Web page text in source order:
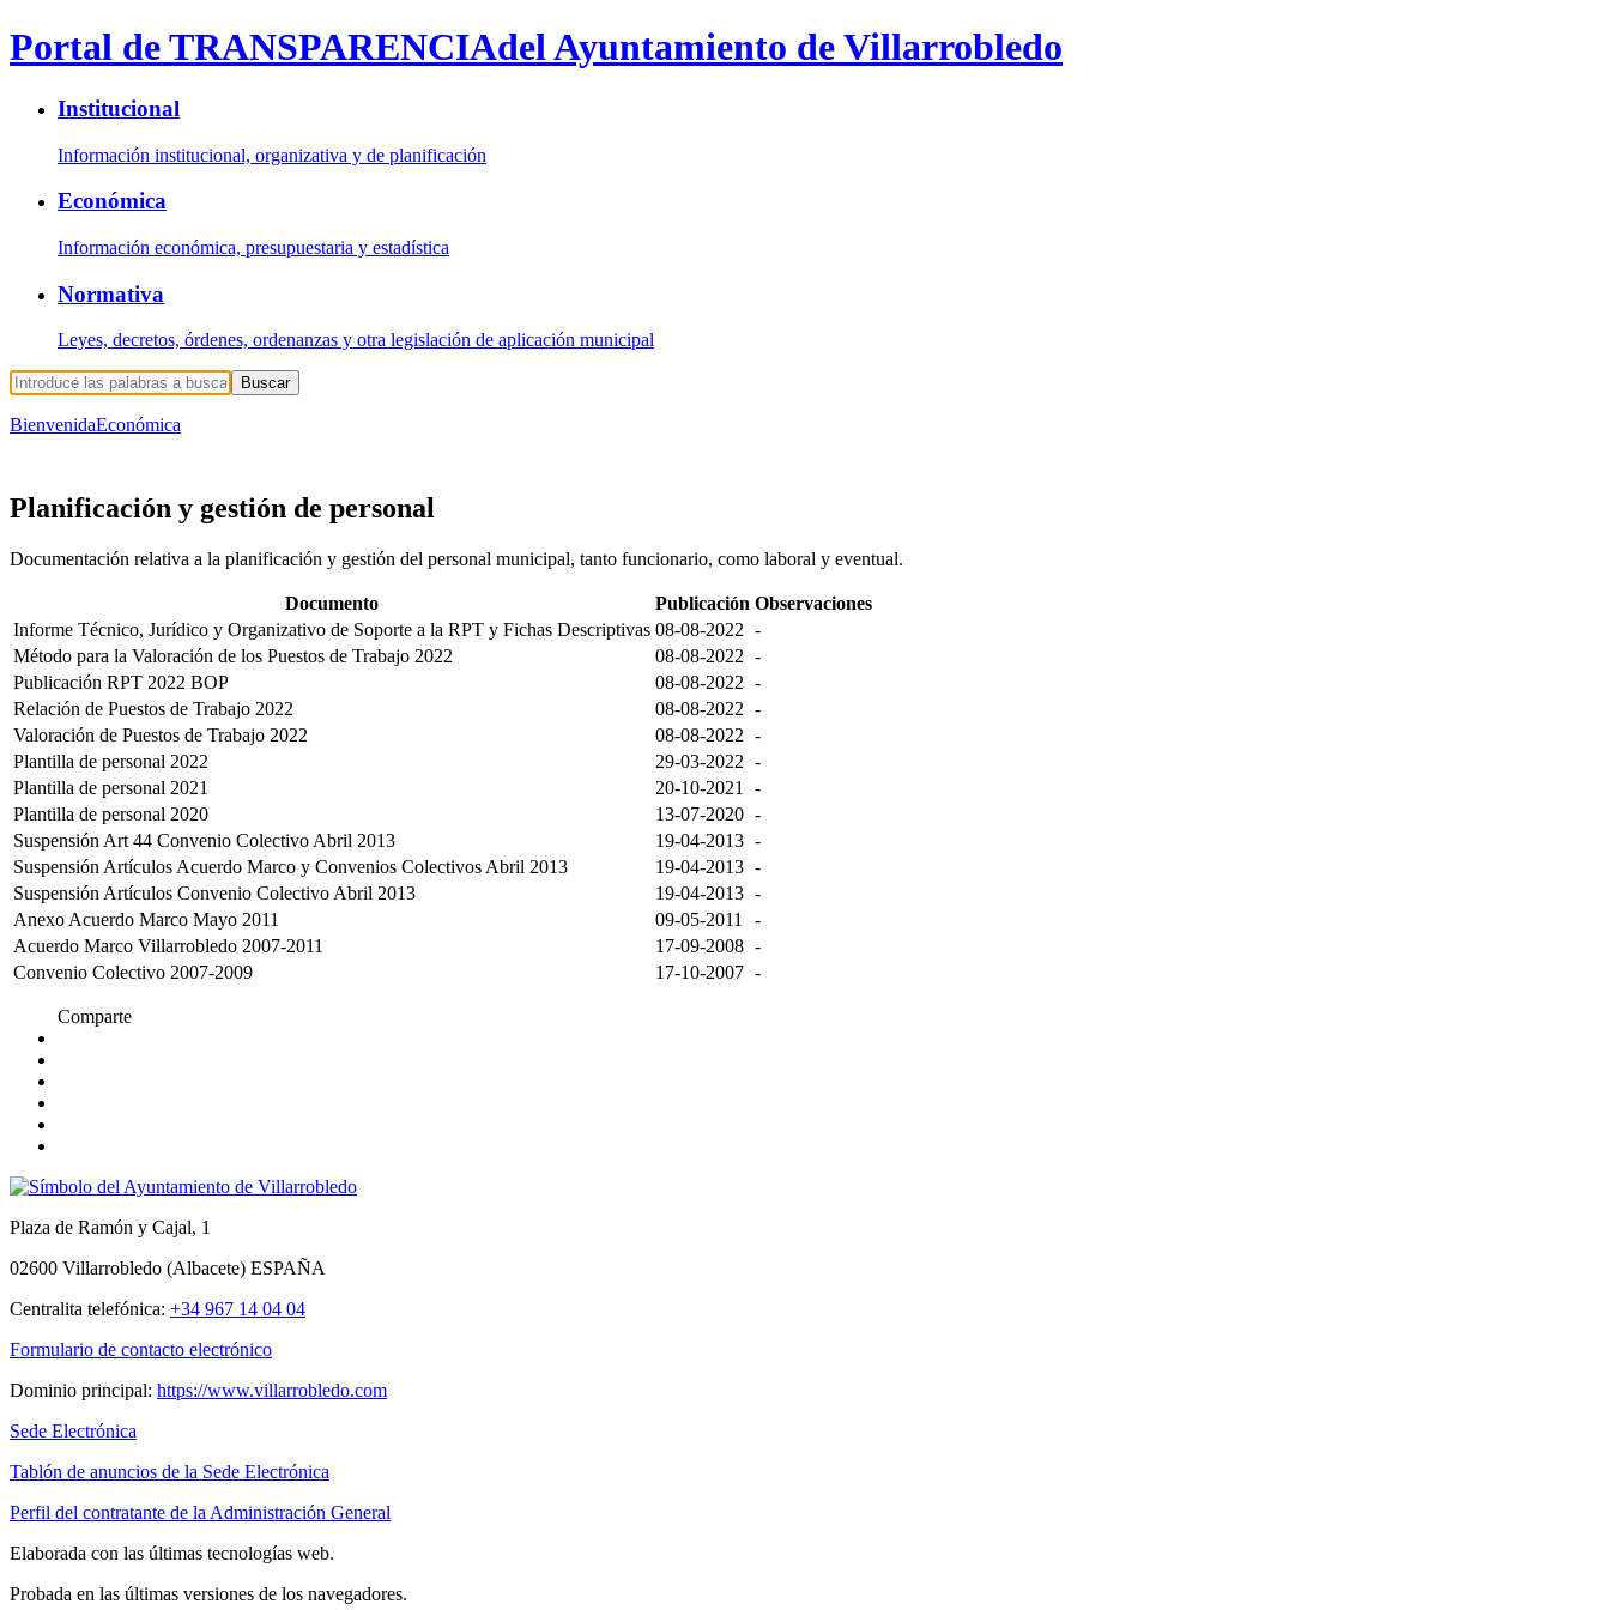
Portal de TRANSPARENCIAdel Ayuntamiento de Villarrobledo
Institucional
Información institucional, organizativa y de planificación
Económica
Información económica, presupuestaria y estadística
Normativa
Leyes, decretos, órdenes, ordenanzas y otra legislación de aplicación municipal
Buscar
BienvenidaEconómica
Planificación y gestión de personal
Documentación relativa a la planificación y gestión del personal municipal, tanto funcionario, como laboral y eventual.
Documento Publicación Observaciones
Informe Técnico, Jurídico y Organizativo de Soporte a la RPT y Fichas Descriptivas 08-08-2022 -
Método para la Valoración de los Puestos de Trabajo 2022
08-08-2022 -
Publicación RPT 2022 BOP
08-08-2022 -
Relación de Puestos de Trabajo 2022
08-08-2022 -
Valoración de Puestos de Trabajo 2022
08-08-2022 -
Plantilla de personal 2022
29-03-2022 -
Plantilla de personal 2021
20-10-2021
-
Plantilla de personal 2020
13-07-2020 -
Suspensión Art 44 Convenio Colectivo Abril 2013
19-04-2013 -
Suspensión Artículos Acuerdo Marco y Convenios Colectivos Abril 2013
19-04-2013 -
Suspensión Artículos Convenio Colectivo Abril 2013
19-04-2013 -
Anexo Acuerdo Marco Mayo 2011
09-05-2011
-
Acuerdo Marco Villarrobledo 2007-2011
17-09-2008 -
Convenio Colectivo 2007-2009
17-10-2007 -
Comparte
Plaza de Ramón y Cajal, 1
02600 Villarrobledo (Albacete) ESPAÑA
Centralita telefónica: +34 967 14 04 04
Formulario de contacto electrónico
Dominio principal: https://www.villarrobledo.com
Sede Electrónica
Tablón de anuncios de la Sede Electrónica
Perfil del contratante de la Administración General
Elaborada con las últimas tecnologías web.
Probada en las últimas versiones de los navegadores.